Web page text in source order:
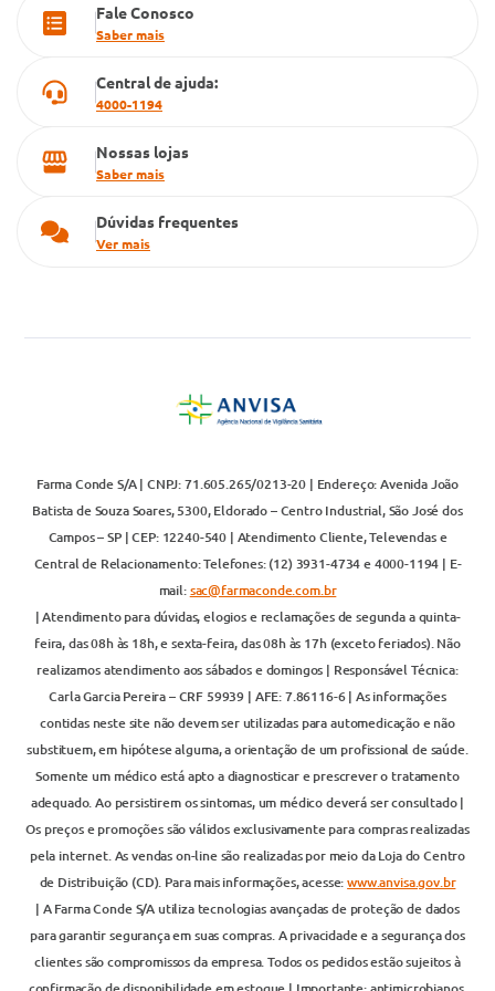
Cartão Grupo Conde
Fale Conosco
Saber mais
Central de ajuda:
4000-1194
Nossas lojas
Saber mais
Dúvidas frequentes
Ver mais
Farma Conde S/A | CNPJ: 71.605.265/0213-20 | Endereço: Avenida João
Batista de Souza Soares, 5300, Eldorado – Centro Industrial, São José dos
Campos – SP | CEP: 12240-540 | Atendimento Cliente, Televendas e
Central de Relacionamento: Telefones: (12) 3931-4734 e 4000-1194 | E-
mail:sac@farmaconde.com.br
| Atendimento para dúvidas, elogios e reclamações de segunda a quinta-
feira, das 08h às 18h, e sexta-feira, das 08h às 17h (exceto feriados). Não
realizamos atendimento aos sábados e domingos | Responsável Técnica:
Carla Garcia Pereira – CRF 59939 | AFE: 7.86116-6 | As informações
contidas neste site não devem ser utilizadas para automedicação e não
substituem, em hipótese alguma, a orientação de um profissional de saúde.
Somente um médico está apto a diagnosticar e prescrever o tratamento
adequado. Ao persistirem os sintomas, um médico deverá ser consultado |
Os preços e promoções são válidos exclusivamente para compras realizadas
pela internet. As vendas on-line são realizadas por meio da Loja do Centro
de Distribuição (CD). Para mais informações, acesse:www.anvisa.gov.br
| A Farma Conde S/A utiliza tecnologias avançadas de proteção de dados
para garantir segurança em suas compras. A privacidade e a segurança dos
clientes são compromissos da empresa. Todos os pedidos estão sujeitos à